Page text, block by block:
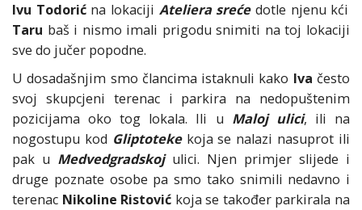
Ivu Todorićna lokaciji Ateliera srećedotle njenu kći
Taru baš i nismo imali prigodu snimiti na toj lokaciji
sve do jučer popodne.
U dosadašnjim smo člancima istaknuli kako Iva često
svoj skupcjeni terenac i parkira na nedopuštenim
pozicijama oko tog lokala. Ili u Maloj ulici, ili na
nogostupu kod Gliptoteke koja se nalazi nasuprot ili
pak u Medvedgradskoj ulici. Njen primjer slijede i
druge poznate osobe pa smo tako snimili nedavno i
terenac Nikoline Ristović koja se također parkirala na